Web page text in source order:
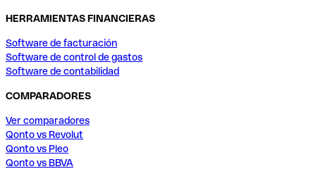
HERRAMIENTAS FINANCIERAS
Software de facturación
Software de control de gastos
Software de contabilidad
COMPARADORES
Ver comparadores
Qonto vs Revolut
Qonto vs Pleo
Qonto vs BBVA